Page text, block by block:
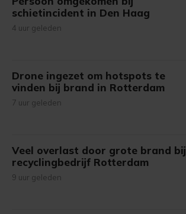
schietincident in Den Haag
4 uur geleden
Drone ingezet om hotspots te
vinden bij brand in Rotterdam
7 uur geleden
Veel overlast door grote brand bij
recyclingbedrijf Rotterdam
9 uur geleden